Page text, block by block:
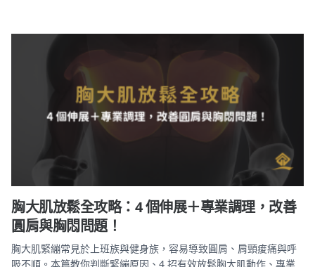
胸大肌放鬆全攻略：4 個伸展＋專業調理，改善
圓肩與胸悶問題！
胸大肌緊繃常見於上班族與健身族，容易導致圓肩、肩頸痠痛與呼
吸不順。本篇教你判斷緊繃原因、4 招有效放鬆胸大肌動作、專業